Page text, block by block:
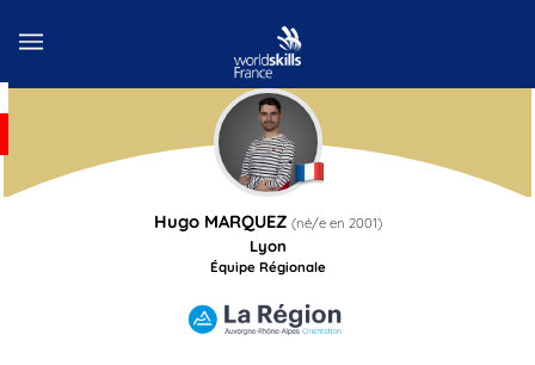
Hugo MARQUEZ (né/e en 2001)
Lyon
Équipe Régionale